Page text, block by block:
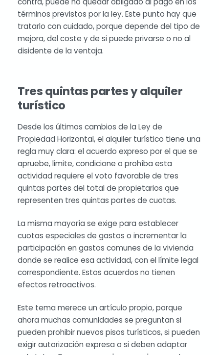
términos previstos por la ley. Este punto hay que
tratarlo con cuidado, porque depende del tipo de
mejora, del coste y de si puede privarse o no al
disidente de la ventaja.
Tres quintas partes y alquiler
turístico
Desde los últimos cambios de la Ley de
Propiedad Horizontal, el alquiler turístico tiene una
regla muy clara: el acuerdo expreso por el que se
apruebe, limite, condicione o prohíba esta
actividad requiere el voto favorable de tres
quintas partes del total de propietarios que
representen tres quintas partes de cuotas.
La misma mayoría se exige para establecer
cuotas especiales de gastos o incrementar la
participación en gastos comunes de la vivienda
donde se realice esa actividad, con el límite legal
correspondiente. Estos acuerdos no tienen
efectos retroactivos.
Este tema merece un artículo propio, porque
ahora muchas comunidades se preguntan si
pueden prohibir nuevos pisos turísticos, si pueden
exigir autorización expresa o si deben adaptar